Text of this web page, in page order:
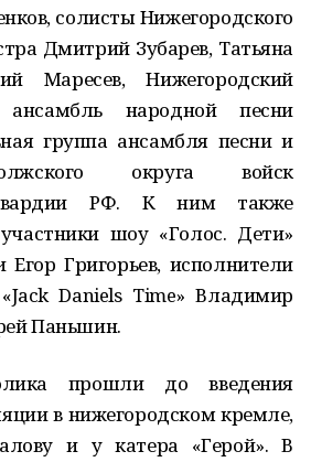
солисты Нижегородского
Дмитрий Зубарев, Татьяна
Маресев, Нижегородский
ансамбль народной песни
группа ансамбля песни и
округа войск
гвардии РФ. К ним также
шоу «Голос. Дети»
Егор Григорьев, исполнители
Daniels Time» Владимир
Паньшин.
прошли до введения
в нижегородском кремле,
и у катера «Герой». В